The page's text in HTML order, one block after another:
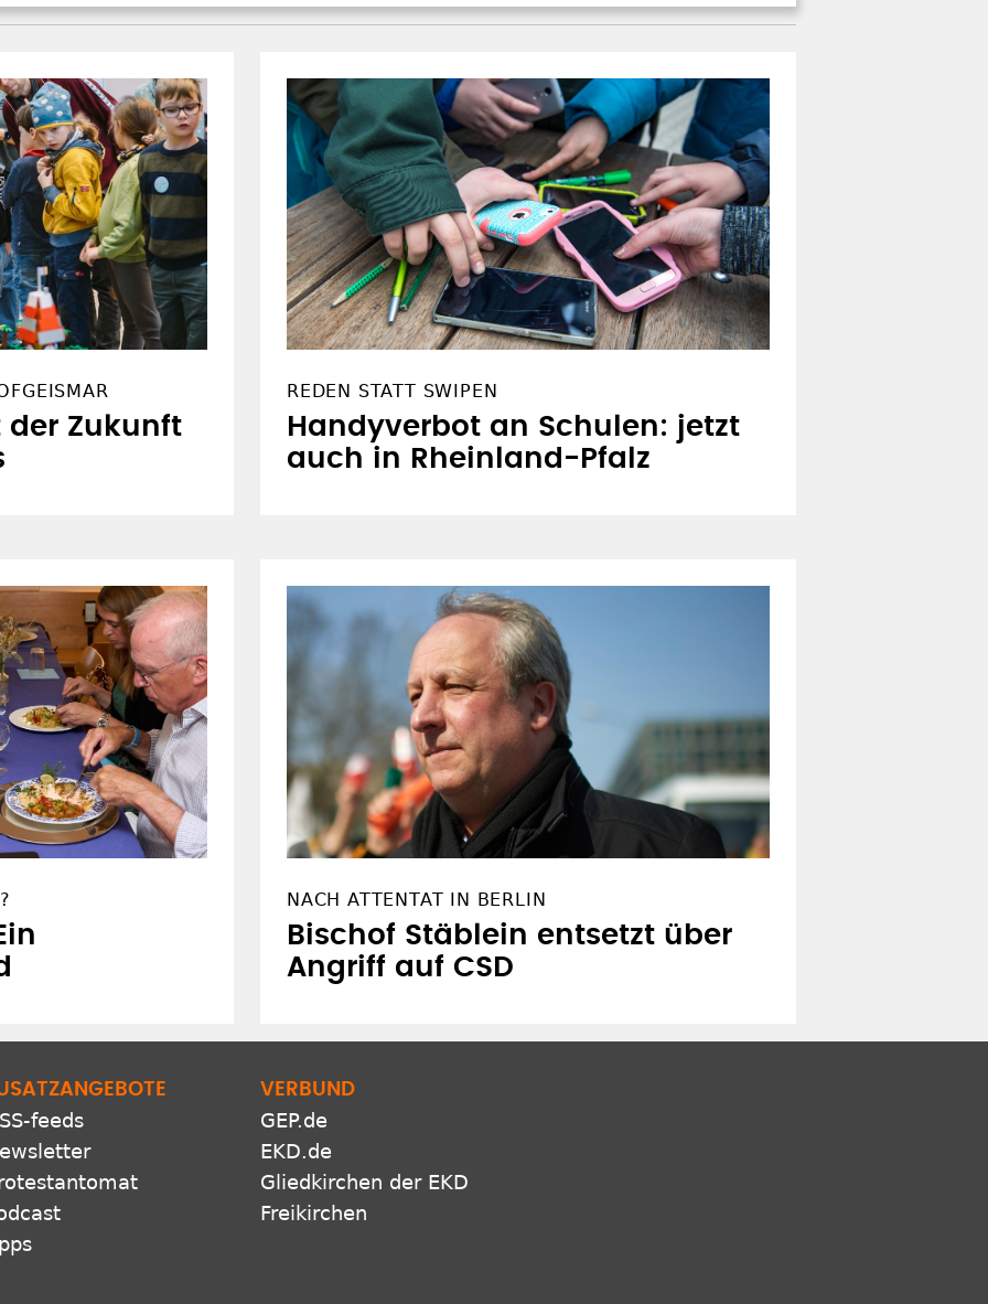
der Zukunft
REDEN STATT SWIPEN
Handyverbot an Schulen: jetzt
auch in Rheinland-Pfalz
NACH ATTENTAT IN BERLIN
Bischof Stäblein entsetzt über
Angriff auf CSD
feeds
VERBUND
GEP.de
EKD.de
Gliedkirchen der EKD
Freikirchen